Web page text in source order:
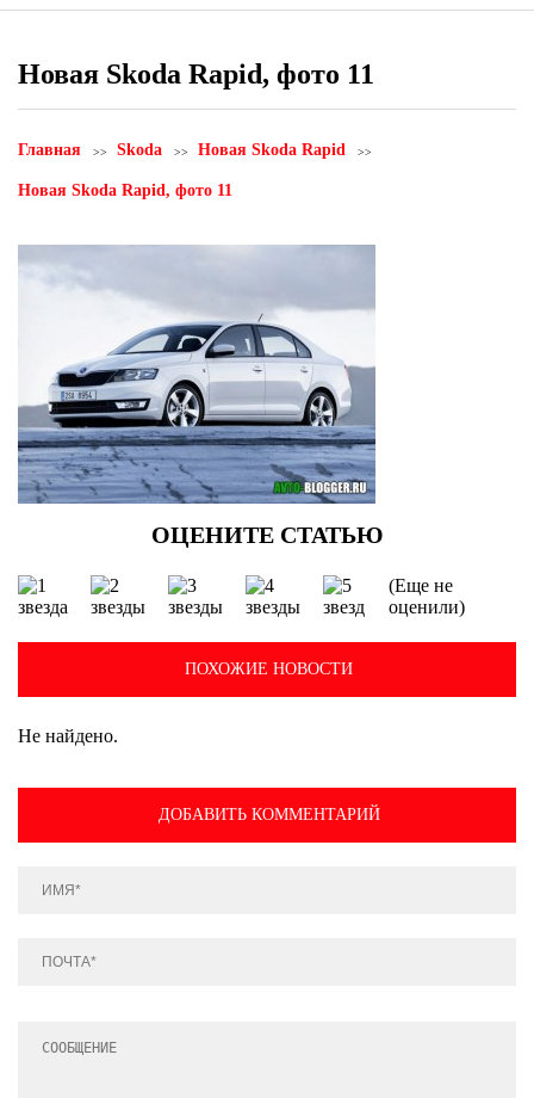
Новая Skoda Rapid, фото 11
Главная Skoda Новая Skoda Rapid
Новая Skoda Rapid, фото 11
(Еще не
оценили)
ПОХОЖИЕ НОВОСТИ
Не найдено.
ДОБАВИТЬ КОММЕНТАРИЙ